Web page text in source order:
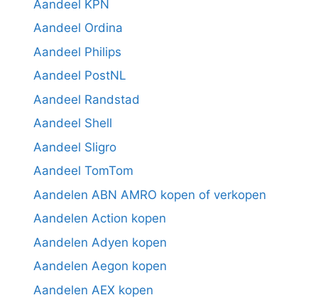
Aandeel KPN
Aandeel Ordina
Aandeel Philips
Aandeel PostNL
Aandeel Randstad
Aandeel Shell
Aandeel Sligro
Aandeel TomTom
Aandelen ABN AMRO kopen of verkopen
Aandelen Action kopen
Aandelen Adyen kopen
Aandelen Aegon kopen
Aandelen AEX kopen